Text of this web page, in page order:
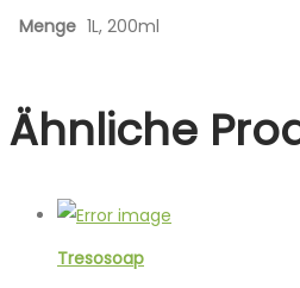
Menge 1L, 200ml
Ähnliche
Tresosoap